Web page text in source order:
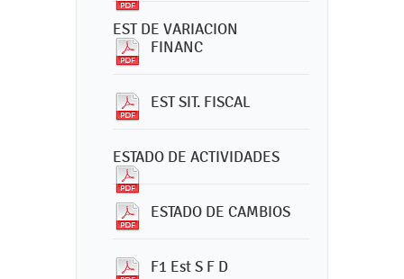
EST DE VARIACION
FINANC
EST SIT. FISCAL
ESTADO DE ACTIVIDADES
ESTADO DE CAMBIOS
F1 Est S F D